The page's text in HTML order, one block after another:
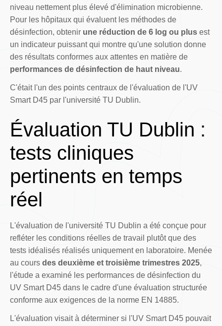
niveau nettement plus élevé d'élimination microbienne.
Pour les hôpitaux qui évaluent les méthodes de
désinfection, obtenir une réduction de 6 log ou plusest
un indicateur puissant qui montre qu'une solution donne
des résultats conformes aux attentes en matière de
performances de désinfection de haut niveau.
C'était l'un des points centraux de l'évaluation de l'UV
Smart D45 par l'université TU Dublin.
Évaluation TU Dublin :
tests cliniques
pertinents en temps
réel
L'évaluation de l'université TU Dublin a été conçue pour
refléter les conditions réelles de travail plutôt que des
tests idéalisés réalisés uniquement en laboratoire. Menée
au cours des deuxième et troisième trimestres 2025,
l'étude a examiné les performances de désinfection du
UV Smart D45 dans le cadre d'une évaluation structurée
conforme aux exigences de la norme EN 14885.
L'évaluation visait à déterminer si l'UV Smart D45 pouvait